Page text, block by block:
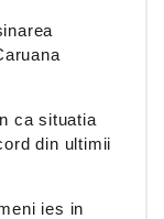
ca situatia
din ultimii
ies in